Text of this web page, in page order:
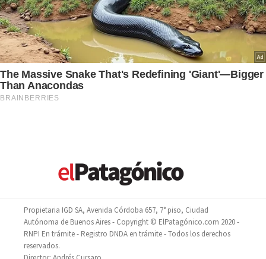
Propietaria IGD SA, Avenida Córdoba 657, 7° piso, Ciudad
Autónoma de Buenos Aires - Copyright © ElPatagónico.com 2020 -
RNPI En trámite - Registro DNDA en trámite - Todos los derechos
reservados.